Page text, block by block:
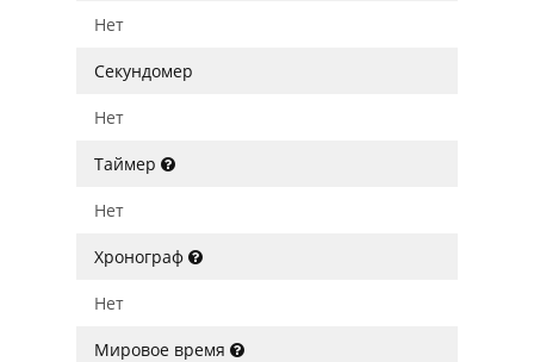
Нет
Секундомер
Нет
Таймер
Нет
Хронограф
Нет
Мировое время